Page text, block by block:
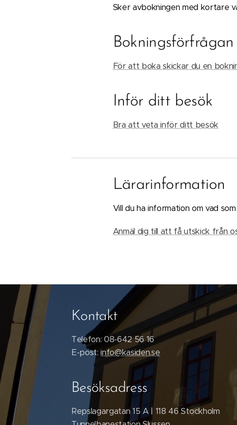
Sker avbokningen med kortare
Bokningsförfrågan
För att boka skickar du en
Inför ditt besök
Bra att veta inför ditt besök
Lärarinformation
Vill du ha information om vad
Anmäl dig till att få utskick från
Kontakt
Telefon: 08-642 56 16
E-post:info@kasiden.se
Besöksadress
Repslagargatan 15 A | 118 46 Stockholm